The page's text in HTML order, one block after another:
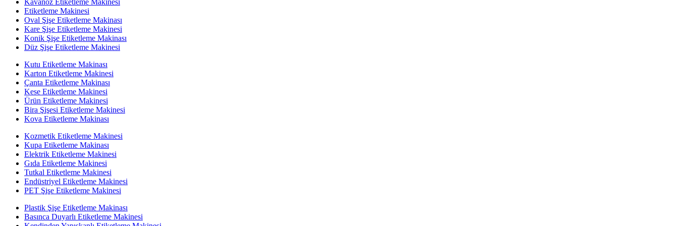
Etiketleme Makinesi
Oval Şişe Etiketleme Makinası
Kare Şişe Etiketleme Makinesi
Konik Şişe Etiketleme Makinası
Düz Şişe Etiketleme Makinesi
Kutu Etiketleme Makinası
Karton Etiketleme Makinesi
Çanta Etiketleme Makinası
Kese Etiketleme Makinesi
Ürün Etiketleme Makinesi
Bira Şişesi Etiketleme Makinesi
Kova Etiketleme Makinası
Kozmetik Etiketleme Makinesi
Kupa Etiketleme Makinası
Elektrik Etiketleme Makinesi
Gıda Etiketleme Makinesi
Tutkal Etiketleme Makinesi
Endüstriyel Etiketleme Makinesi
PET Şişe Etiketleme Makinesi
Plastik Şişe Etiketleme Makinası
Basınca Duyarlı Etiketleme Makinesi